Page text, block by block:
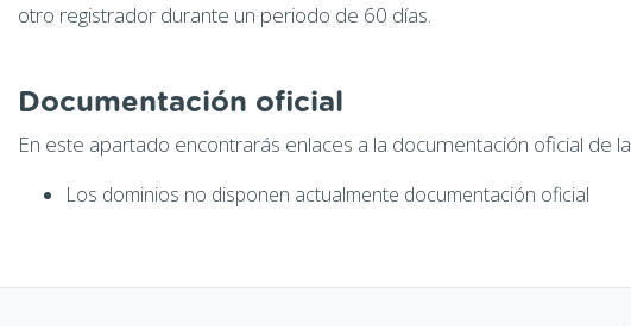
otro registrador durante un periodo de 60 días.
Documentación oficial
En este apartado encontrarás enlaces a la documentación oficial de
Los dominios no disponen actualmente documentación oficial